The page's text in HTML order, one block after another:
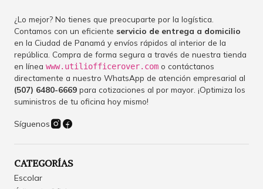
¿Lo mejor? No tienes que preocuparte por la logística.
Contamos con un eficiente servicio de entrega a domicilio
en la Ciudad de Panamá y envíos rápidos al interior de la
república. Compra de forma segura a través de nuestra tienda
en línea www.utiliofficerover.com o contáctanos
directamente a nuestro WhatsApp de atención empresarial al
(507) 6480-6669 para cotizaciones al por mayor. ¡Optimiza los
suministros de tu oficina hoy mismo!
Síguenos
CATEGORÍAS
Escolar